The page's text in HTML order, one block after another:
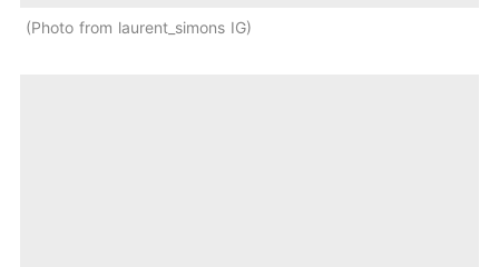
Photo from laurent_simons IG